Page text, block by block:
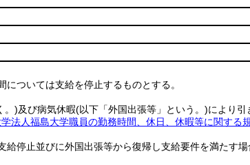
ついては支給を停止するものとする。
。)及び病気休暇(以下「外国出張等」という。)により引
法人福島大学職員の勤務時間、休日、休暇等に関する
停止並びに外国出張等から復帰し支給要件を満たす